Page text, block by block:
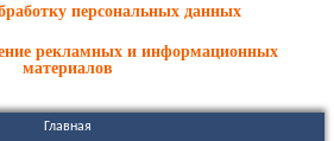
персональных данных
рекламных и информационных
материалов
Главная